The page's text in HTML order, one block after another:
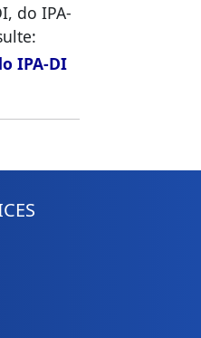
do IPA-
IPA-DI